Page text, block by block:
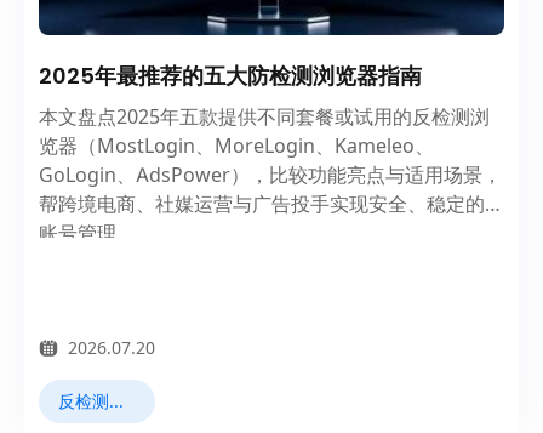
2025年最推荐的五大防检测浏览器指南
本文盘点2025年五款提供不同套餐或试用的反检测浏
览器（MostLogin、MoreLogin、Kameleo、
GoLogin、AdsPower），比较功能亮点与适用场景，
帮跨境电商、社媒运营与广告投手实现安全、稳定的多
账号管理。
2026.07.20
反检测浏览器